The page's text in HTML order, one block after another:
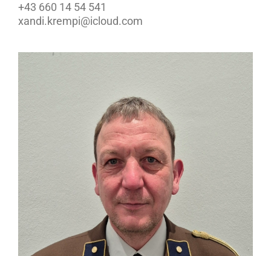
+43 660 14 54 541
xandi.krempi@icloud.com